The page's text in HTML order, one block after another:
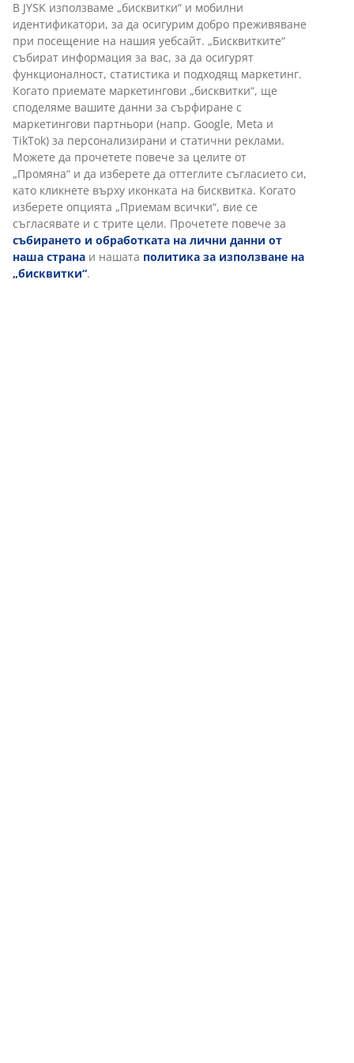
OEKO-TEX® и как той може да ви напътства при
избора ви за вашия дом.
Прочетете повече
В JYSK използваме „бисквитки“ и мобилни
идентификатори, за да осигурим добро преживяване
при посещение на нашия уебсайт. „Бисквитките“
събират информация за вас, за да осигурят
функционалност, статистика и подходящ маркетинг.
Когато приемате маркетингови „бисквитки“, ще
споделяме вашите данни за сърфиране с
маркетингови партньори (напр. Google, Meta и
TikTok) за персонализирани и статични реклами.
Можете да прочетете повече за целите от
„Промяна“ и да изберете да оттеглите съгласието си,
като кликнете върху иконката на бисквитка. Когато
изберете опцията „Приемам всички“, вие се
съгласявате и с трите цели. Прочетете повече за
събирането и обработката на лични данни от
наша страна и нашата политика за използване на
„бисквитки“.